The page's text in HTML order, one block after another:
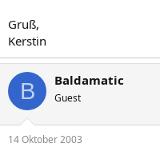
Gruß,
Kerstin
B Baldamatic
Guest
14 Oktober 2003